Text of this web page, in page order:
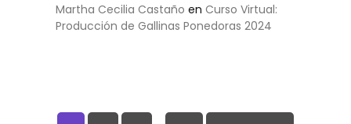
Martha Cecilia Castaño en Curso Virtual:
Producción de Gallinas Ponedoras 2024